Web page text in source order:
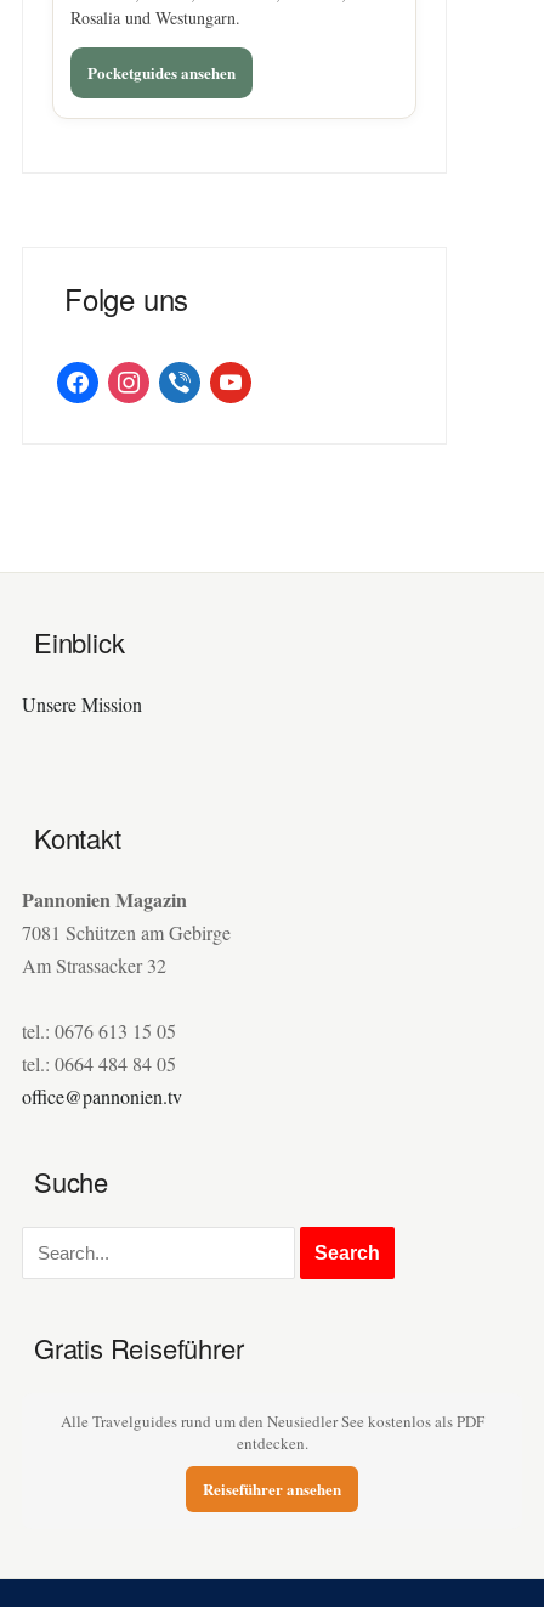
Rosalia und Westungarn.
Pocketguides ansehen
Folge uns
facebookinstagramviber youtube
Einblick
Unsere Mission
Kontakt
Pannonien Magazin
7081 Schützen am Gebirge
Am Strassacker 32
tel.: 0676 613 15 05
tel.: 0664 484 84 05
office@pannonien.tv
Suche
Gratis Reiseführer
Alle Travelguides rund um den Neusiedler See kostenlos als PDF
entdecken.
Reiseführer ansehen